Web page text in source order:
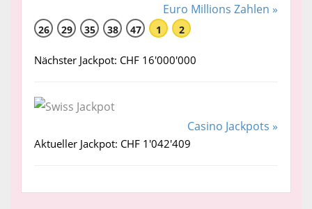
Euro Millions Zahlen »
26 29 35 38 47 1 2
Nächster Jackpot: CHF 16'000'000
Casino Jackpots »
Aktueller Jackpot: CHF 1'042'409